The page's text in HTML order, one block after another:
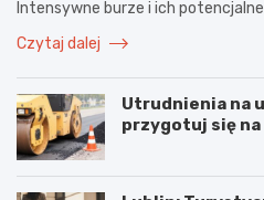
Intensywne burze i ich
Czytaj dalej
Utrudnienia na
przygotuj się na